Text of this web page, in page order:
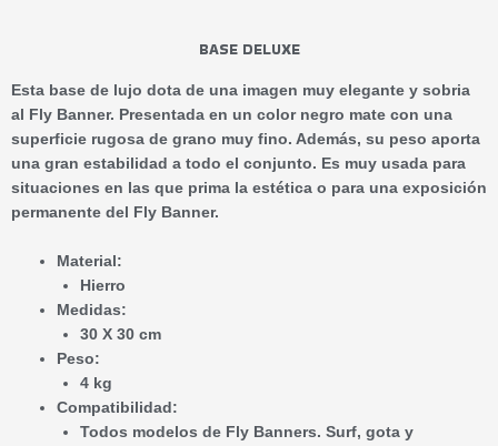
BASE DELUXE
Esta base de lujo dota de una imagen muy elegante y sobria
al Fly Banner. Presentada en un color negro mate con una
superficie rugosa de grano muy fino. Además, su peso aporta
una gran estabilidad a todo el conjunto. Es muy usada para
situaciones en las que prima la estética o para una exposición
permanente del Fly Banner.
Material:
Hierro
Medidas:
30 X 30 cm
Peso:
4 kg
Compatibilidad:
Todos modelos de Fly Banners. Surf, gota y